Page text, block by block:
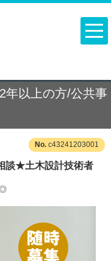
年以上の方/公共事
c43241203001
談★土木設計技術者
◎